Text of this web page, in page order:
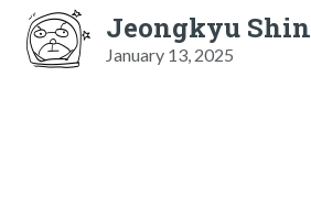
Jeongkyu Shin
January 13, 2025